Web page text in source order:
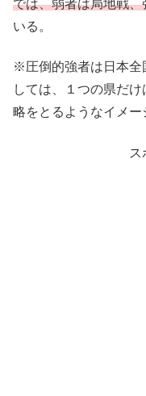
では、弱者は局地戦、
いる。
※圧倒的強者は日本全
しては、１つの県だ
略をとるようなイメー
ス